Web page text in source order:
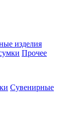
изделия
Прочее
Сувенирные